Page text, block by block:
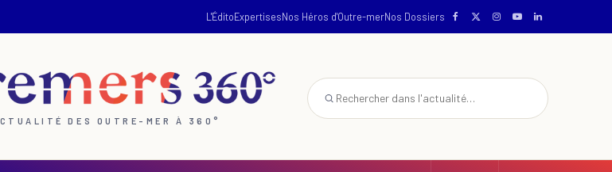
L'ÉditoExpertisesNos Héros d'Outre-merNos Dossiers
DES OUTRE-MER À 360°